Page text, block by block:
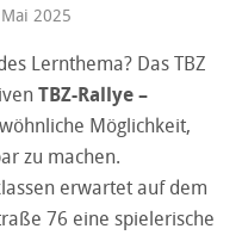
2025
Lernthema? Das TBZ
TBZ-Rallye –
Möglichkeit,
zu machen.
erwartet auf dem
76 eine spielerische